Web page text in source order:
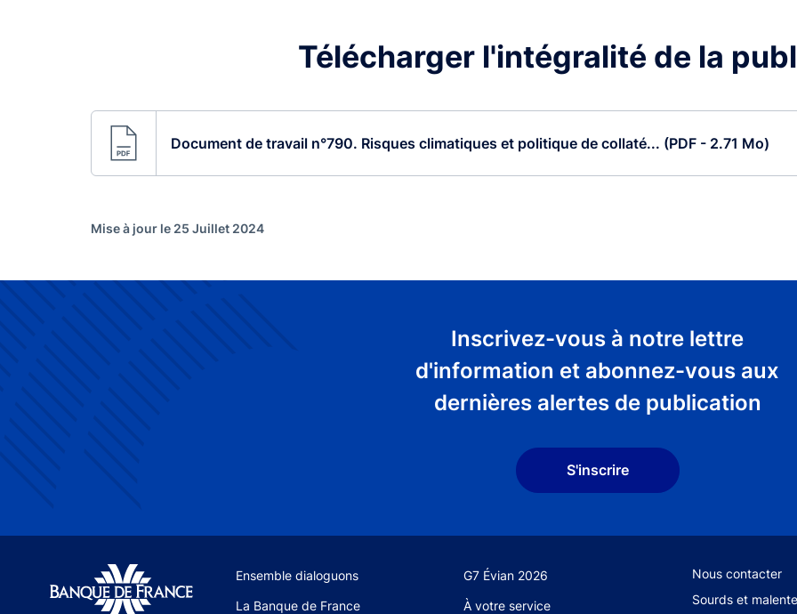
Télécharger l'intégralité de la
Document de travail n°790. Risques climatiques et politique de collaté... (PDF - 2.71 Mo)
Mise à jour le 25 Juillet 2024
Inscrivez-vous à notre lettre
d'information et abonnez-vous aux
dernières alertes de publication
S'inscrire
Site navigation
Ensemble dialoguons G7 Évian 2026
La Banque de France À votre service
Footer secondary
Nous contacter
Sourds et